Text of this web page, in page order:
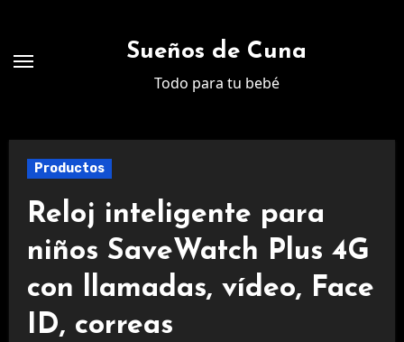
contenido
Sueños de Cuna
Todo para tu bebé
Productos
Reloj inteligente para
niños SaveWatch Plus 4G
con llamadas, vídeo, Face
ID, correas